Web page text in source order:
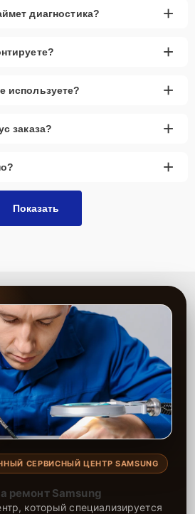
диагностика? +
+
используете? +
заказа? +
+
Показать
СЕРВИСНЫЙ ЦЕНТР SAMSUNG
ремонт Samsung
который специализируется